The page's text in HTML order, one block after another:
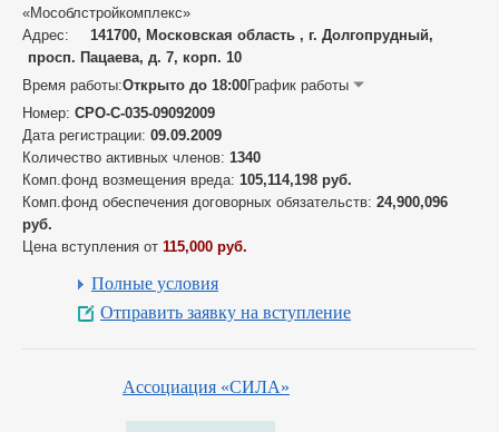
«Мособлстройкомплекс»
Адрес:
141700, Московская область , г. Долгопрудный,
просп. Пацаева, д. 7, корп. 10
Время работы:Открыто до 18:00График работы
Номер: СРО-С-035-09092009
Дата регистрации: 09.09.2009
Количество активных членов: 1340
Комп.фонд возмещения вреда: 105,114,198 руб.
Комп.фонд обеспечения договорных обязательств: 24,900,096
руб.
Цена вступления от 115,000 руб.
Полные условия
Отправить заявку на вступление
Ассоциация «СИЛА»